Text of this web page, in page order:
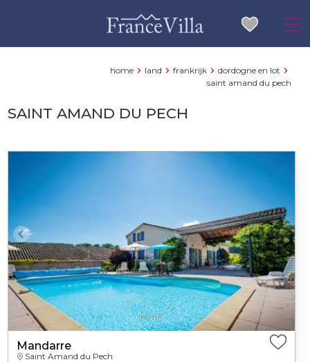
home land frankrijk
dordogne en lot
saint amand du pech
SAINT AMAND DU PECH
1/40
Mandarre
Saint Amand du Pech